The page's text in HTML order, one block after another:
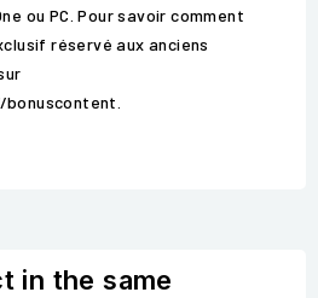
ou PC. Pour savoir comment
réservé aux anciens
in the same